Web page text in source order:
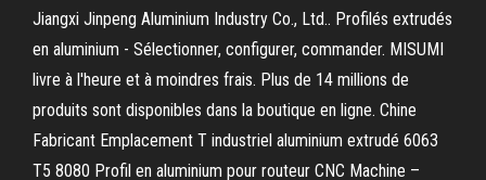
Jiangxi Jinpeng Aluminium Industry Co., Ltd.. Profilés extrudés
en aluminium - Sélectionner, configurer, commander. MISUMI
livre à l'heure et à moindres frais. Plus de 14 millions de
produits sont disponibles dans la boutique en ligne. Chine
Fabricant Emplacement T industriel aluminium extrudé 6063
T5 8080 Profil en aluminium pour routeur CNC Machine –